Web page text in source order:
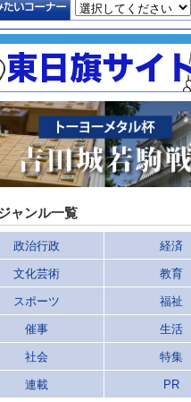
ャンル一覧
政治行政 経済
文化芸術 教育
スポーツ 福祉
催事 生活
社会 特集
連載 PR